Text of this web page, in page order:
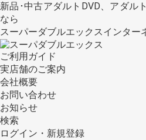
新品･中古アダルトDVD、アダル
なら
スーパーダブルエックスインター
ご利用ガイド
実店舗のご案内
会社概要
お問い合わせ
お知らせ
検索
ログイン・新規登録